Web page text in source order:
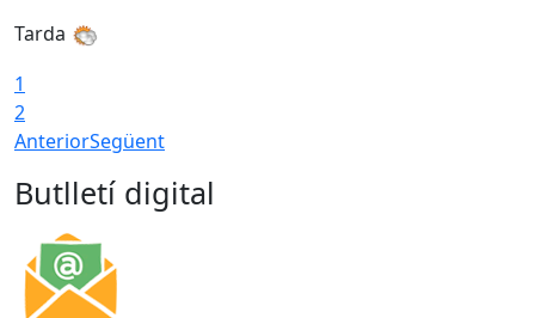
Tarda
1
2
AnteriorSegüent
Butlletí digital